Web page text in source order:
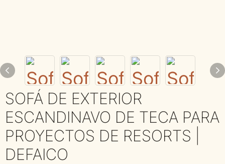
SOFÁ DE EXTERIOR
ESCANDINAVO DE TECA PARA
PROYECTOS DE RESORTS |
DEFAICO